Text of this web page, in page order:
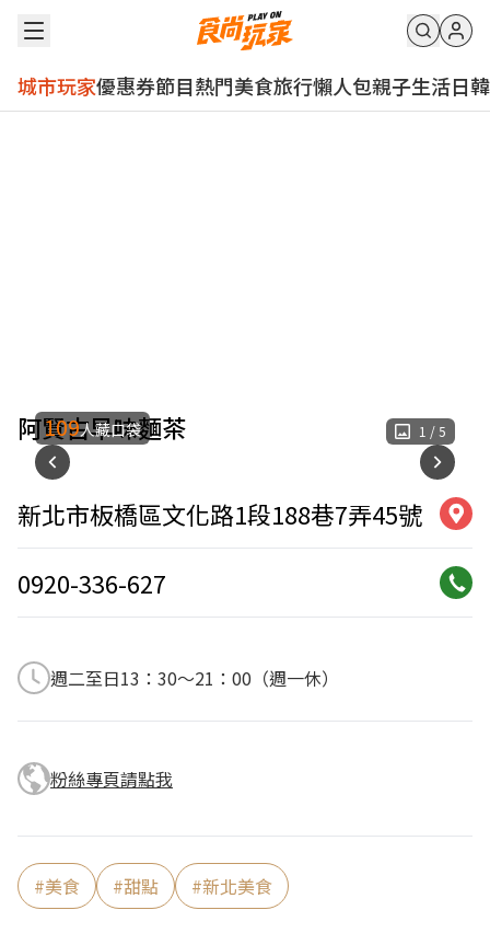
城市玩家優惠券節目熱門美食旅行懶人包親子生活日韓
阿賢古早味麵茶 1 /5
109人藏口袋
新北市板橋區文化路1段188巷7弄45號
0920-336-627
週二至日13：30～21：00（週一休）
粉絲專頁請點我
#美食 #甜點 #新北美食